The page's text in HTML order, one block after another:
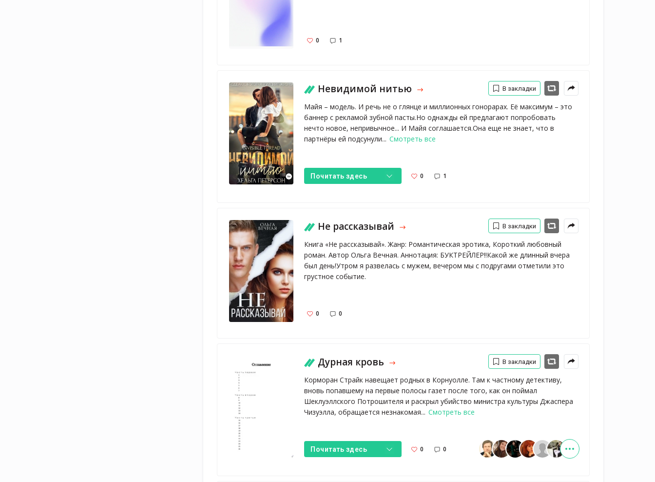
0 1
Невидимой нитью
Майя – модель. И речь не о глянце и миллионных гонорарах. Её максимум – это
баннер с рекламой зубной пасты.Но однажды ей предлагают попробовать
нечто новое, непривычное... И Майя соглашается.Она еще не знает, что в
партнёры ей подсунули... Смотреть все
Почитать здесь 0 1
В закладки
Не рассказывай
Книга «Не рассказывай». Жанр: Романтическая эротика, Короткий любовный
роман. Автор Ольга Вечная. Аннотация: БУКТРЕЙЛЕР!!Какой же длинный вчера
был день!Утром я развелась с мужем, вечером мы с подругами отметили это
грустное событие.
0 0
В закладки
Дурная кровь
Корморан Страйк навещает родных в Корнуолле. Там к частному детективу,
вновь попавшему на первые полосы газет после того, как он поймал
Шеклуэллского Потрошителя и раскрыл убийство министра культуры Джаспера
Чизуэлла, обращается незнакомая... Смотреть все
Почитать здесь 0 0
В закладки